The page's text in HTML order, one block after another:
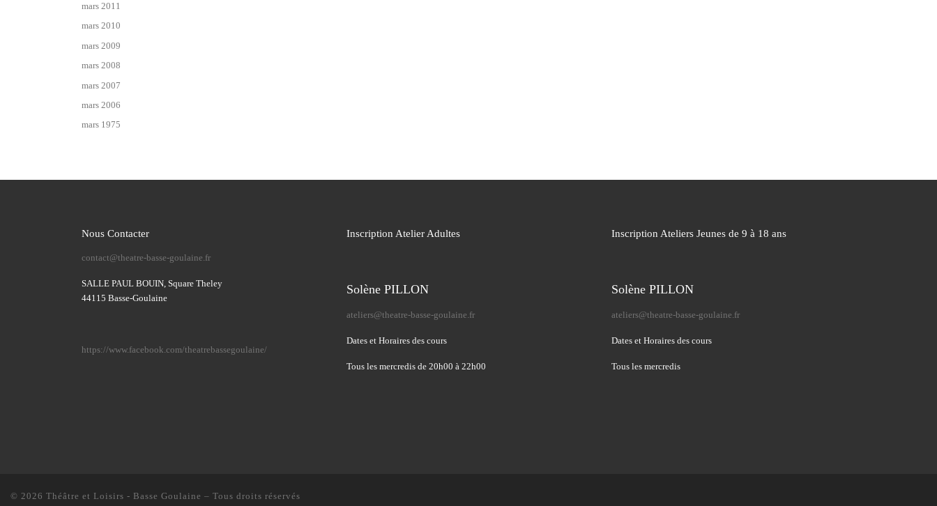
mars 2011
mars 2010
mars 2009
mars 2008
mars 2007
mars 2006
mars 1975
Nous Contacter
contact@theatre-basse-goulaine.fr
SALLE PAUL BOUIN, Square Theley
44115 Basse-Goulaine
https://www.facebook.com/theatrebassegoulaine/
Inscription Atelier Adultes
Solène PILLON
ateliers@theatre-basse-goulaine.fr
Dates et Horaires des cours
Tous les mercredis de 20h00 à 22h00
Inscription Ateliers Jeunes de 9 à 18 ans
Solène PILLON
ateliers@theatre-basse-goulaine.fr
Dates et Horaires des cours
Tous les mercredis
© 2026 Théâtre et Loisirs - Basse Goulaine – Tous droits réservés